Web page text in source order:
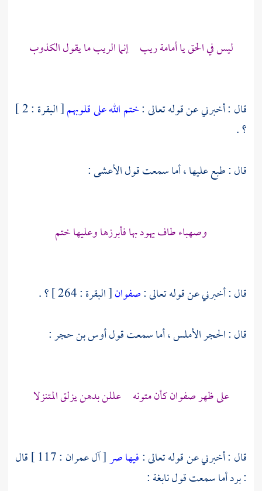
ليس في الحق ياأمامةريب إنما الريب ما يقول الكذوب
قال : أخبرني عن قوله تعالى :ختم الله على قلوبهم
[ البقرة : 2 ]
؟ .
قال : طبع عليها ، أما سمعت قولالأعشى:
وصهباء طاف يهود بها فأبرزها وعليها ختم
قال : أخبرني عن قوله تعالى :صفوان[ البقرة : 264 ] ؟ .
قال : الحجر الأملس ، أما سمعت قولأوس بن حجر:
على ظهر صفوان كأن متونه عللن بدهن يزلق المتنزلا
قال : أخبرني عن قوله تعالى :فيها صر
[ آل عمران : 117 ] قال
: برد أما سمعت قولنابغة: